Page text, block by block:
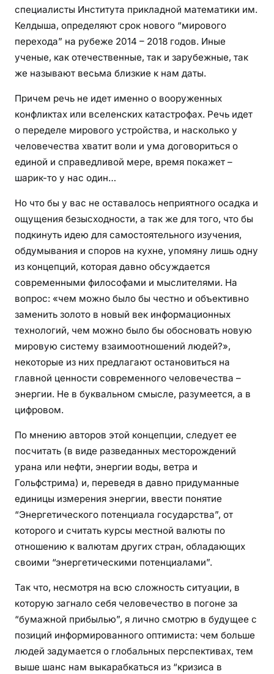
специалисты Института прикладной математики им.
Келдыша, определяют срок нового “мирового
перехода” на рубеже 2014 – 2018 годов. Иные
ученые, как отечественные, так и зарубежные, так
же называют весьма близкие к нам даты.
Причем речь не идет именно о вооруженных
конфликтах или вселенских катастрофах. Речь идет
о переделе мирового устройства, и насколько у
человечества хватит воли и ума договориться о
единой и справедливой мере, время покажет –
шарик-то у нас один…
Но что бы у вас не оставалось неприятного осадка и
ощущения безысходности, а так же для того, что бы
подкинуть идею для самостоятельного изучения,
обдумывания и споров на кухне, упомяну лишь одну
из концепций, которая давно обсуждается
современными философами и мыслителями. На
вопрос: «чем можно было бы честно и объективно
заменить золото в новый век информационных
технологий, чем можно было бы обосновать новую
мировую систему взаимоотношений людей?»,
некоторые из них предлагают остановиться на
главной ценности современного человечества –
энергии. Не в буквальном смысле, разумеется, а в
цифровом.
По мнению авторов этой концепции, следует ее
посчитать (в виде разведанных месторождений
урана или нефти, энергии воды, ветра и
Гольфстрима) и, переведя в давно придуманные
единицы измерения энергии, ввести понятие
“Энергетического потенциала государства”, от
которого и считать курсы местной валюты по
отношению к валютам других стран, обладающих
своими “энергетическими потенциалами”.
Так что, несмотря на всю сложность ситуации, в
которую загнало себя человечество в погоне за
“бумажной прибылью”, я лично смотрю в будущее с
позиций информированного оптимиста: чем больше
людей задумается о глобальных перспективах, тем
выше шанс нам выкарабкаться из “кризиса в